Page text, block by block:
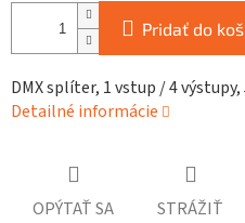
Pridať do
DMX splíter, 1 vstup / 4 výstupy,
Detailné informácie
OPÝTAŤ SA STRÁŽIŤ